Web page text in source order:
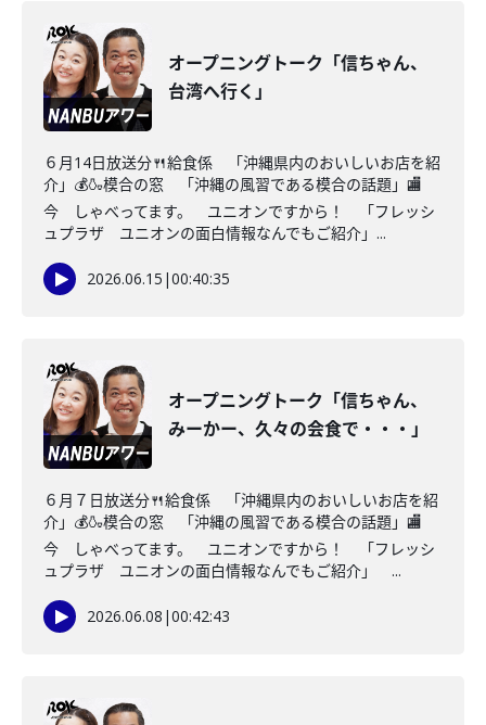
オープニングトーク「信ちゃん、
台湾へ行く」
６月14日放送分🍴給食係 「沖縄県内のおいしいお店を紹
介」💰🍶模合の窓 「沖縄の風習である模合の話題」🏬
今 しゃべってます。 ユニオンですから！ 「フレッシ
ュプラザ ユニオンの面白情報なんでもご紹介」...
2026.06.15 |00:40:35
オープニングトーク「信ちゃん、
みーかー、久々の会食で・・・」
６月７日放送分🍴給食係 「沖縄県内のおいしいお店を紹
介」💰🍶模合の窓 「沖縄の風習である模合の話題」🏬
今 しゃべってます。 ユニオンですから！ 「フレッシ
ュプラザ ユニオンの面白情報なんでもご紹介」 ...
2026.06.08 |00:42:43